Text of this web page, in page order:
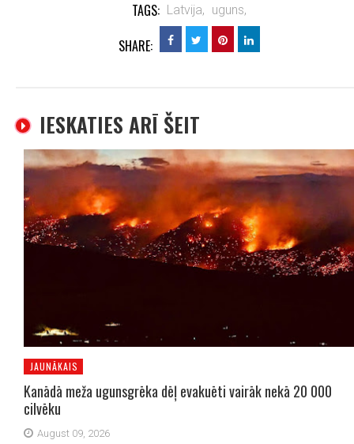
TAGS: Latvija, uguns,
SHARE:
IESKATIES ARĪ ŠEIT
JAUNĀKAIS
Kanādā meža ugunsgrēka dēļ evakuēti vairāk nekā 20 000
cilvēku
August 09, 2026